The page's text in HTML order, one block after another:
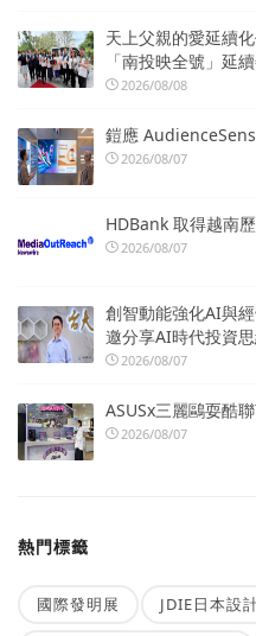
天上父親的愛延續
「南投映全號」延
2026/08/08
鎧應
2026/08/07
HDBank 取得越南
2026/08/07
創智動能強化AI與
邀分享AI時代投資
2026/08/07
ASUSx三麗鷗耍酷
2026/08/07
熱門標籤
國際發明展 JDIE日本設